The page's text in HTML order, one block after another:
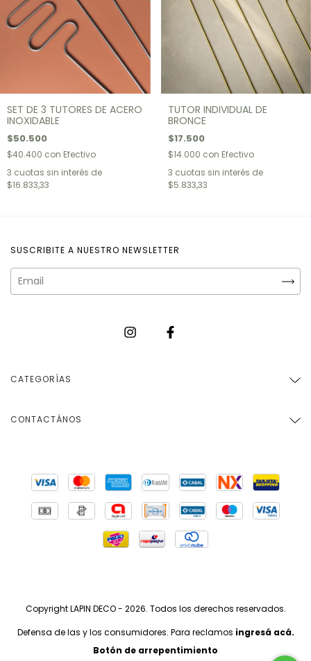
SET DE 3 TUTORES DE ACERO
INOXIDABLE
$50.500
$40.400 con Efectivo
3 cuotas sin interés de
$16.833,33
TUTOR INDIVIDUAL DE
BRONCE
$17.500
$14.000 con Efectivo
3 cuotas sin interés de
$5.833,33
SUSCRIBITE A NUESTRO NEWSLETTER
CATEGORÍAS
CONTACTÁNOS
Copyright LAPIN DECO - 2026. Todos los derechos reservados.
Defensa de las y los consumidores. Para reclamos ingresá acá.
Botón de arrepentimiento